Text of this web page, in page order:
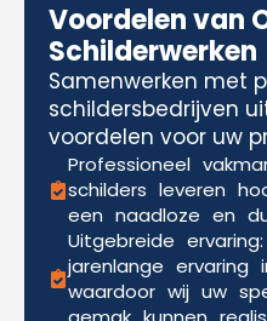
Voordelen van
Schilderwerken
Samenwerken met
schildersbedrijven
voordelen voor uw
Professioneel
schilders leveren
een naadloze en
Uitgebreide
jarenlange ervaring
waardoor wij uw